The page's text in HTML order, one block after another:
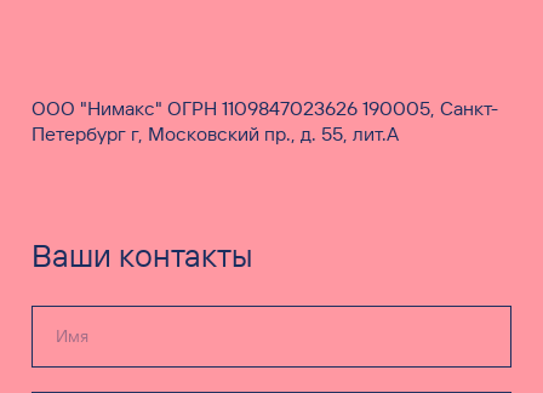
ООО "Нимакс" ОГРН 1109847023626 190005, Санкт-
Петербург г, Московский пр., д. 55, лит.А
Ваши контакты